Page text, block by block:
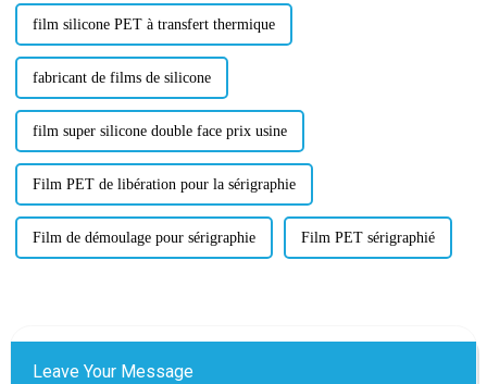
film silicone PET à transfert thermique
fabricant de films de silicone
film super silicone double face prix usine
Film PET de libération pour la sérigraphie
Film de démoulage pour sérigraphie Film PET sérigraphié
Leave Your Message